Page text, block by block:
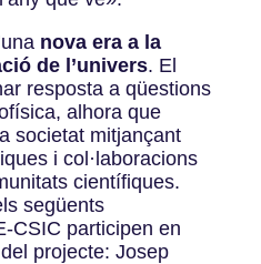
nova era a la
de l’univers. El
resposta a qüestions
alhora que
societat mitjançant
i col·laboracions
científiques.
següents
CSIC participen en
projecte: Josep